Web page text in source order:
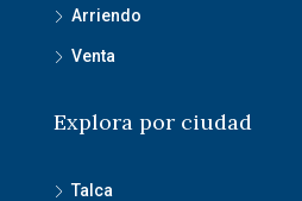
Arriendo
Venta
Explora por ciudad
Talca